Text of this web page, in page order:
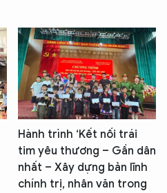
Hành trình ‘Kết nối trái
tim yêu thương – Gần dân
nhất – Xây dựng bản lĩnh
chính trị, nhân văn trong